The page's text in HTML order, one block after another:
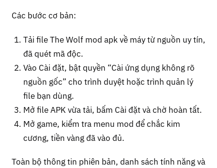
Các bước cơ bản:
Tải file The Wolf mod apk về máy từ nguồn uy tín,
đã quét mã độc.
Vào Cài đặt, bật quyền “Cài ứng dụng không rõ
nguồn gốc” cho trình duyệt hoặc trình quản lý
file bạn dùng.
Mở file APK vừa tải, bấm Cài đặt và chờ hoàn tất.
Mở game, kiểm tra menu mod để chắc kim
cương, tiền vàng đã vào đủ.
Toàn bộ thông tin phiên bản, danh sách tính năng và